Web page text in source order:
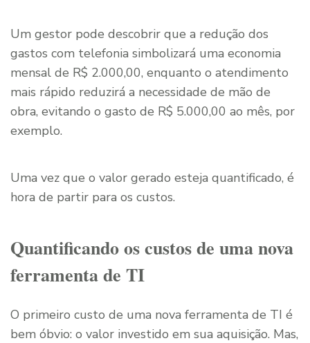
Um gestor pode descobrir que a redução dos
gastos com telefonia simbolizará uma economia
mensal de R$ 2.000,00, enquanto o atendimento
mais rápido reduzirá a necessidade de mão de
obra, evitando o gasto de R$ 5.000,00 ao mês, por
exemplo.
Uma vez que o valor gerado esteja quantificado, é
hora de partir para os custos.
Quantificando os custos de uma nova
ferramenta de TI
O primeiro custo de uma nova ferramenta de TI é
bem óbvio: o valor investido em sua aquisição. Mas,